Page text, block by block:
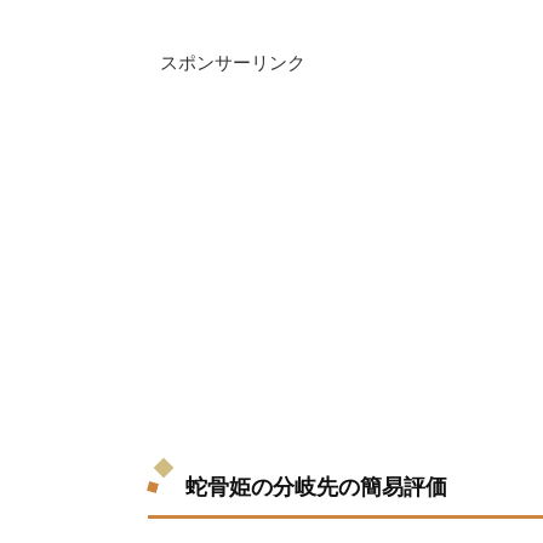
スポンサーリンク
蛇骨姫の分岐先の簡易評価